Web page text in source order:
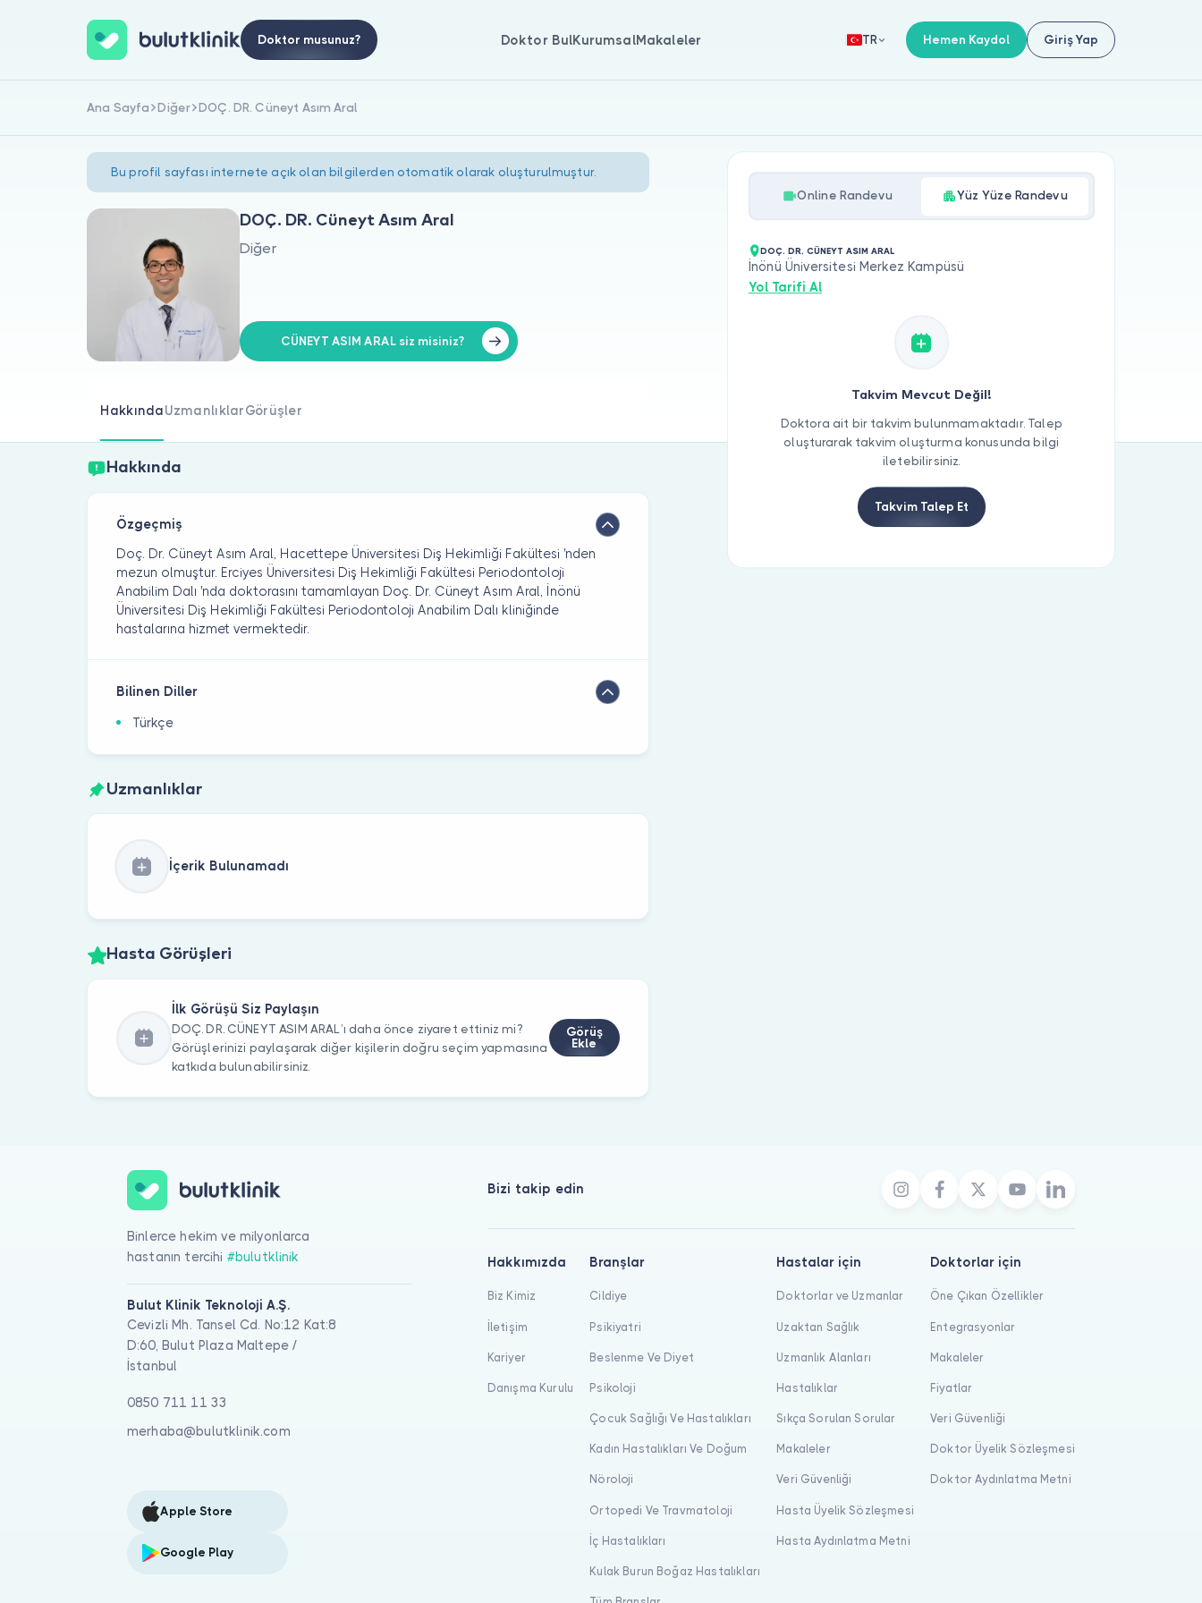
Doktor musunuz? Doktor BulKurumsalMakaleler TR Hemen Kaydol Giriş Yap
Ana Sayfa Diğer DOÇ. DR. Cüneyt Asım Aral
Bu profil sayfası internete açık olan bilgilerden otomatik olarak oluşturulmuştur.
DOÇ. DR. Cüneyt Asım Aral
Diğer
CÜNEYT ASIM ARAL siz misiniz?
HakkındaUzmanlıklarGörüşler
Hakkında
Özgeçmiş
Doç. Dr. Cüneyt Asım Aral, Hacettepe Üniversitesi Diş Hekimliği Fakültesi 'nden
mezun olmuştur. Erciyes Üniversitesi Diş Hekimliği Fakültesi Periodontoloji
Anabilim Dalı 'nda doktorasını tamamlayan Doç. Dr. Cüneyt Asım Aral, İnönü
Üniversitesi Diş Hekimliği Fakültesi Periodontoloji Anabilim Dalı kliniğinde
hastalarına hizmet vermektedir.
Bilinen Diller
Türkçe
Uzmanlıklar
İçerik Bulunamadı
Hasta Görüşleri
İlk Görüşü Siz Paylaşın
DOÇ. DR. CÜNEYT ASIM ARAL’ı daha önce ziyaret ettiniz mi?
Görüşlerinizi paylaşarak diğer kişilerin doğru seçim yapmasına
katkıda bulunabilirsiniz.
Görüş
Ekle
Online Randevu Yüz Yüze Randevu
DOÇ. DR. CÜNEYT ASIM ARAL
İnönü Üniversitesi Merkez Kampüsü
Yol Tarifi Al
Takvim Mevcut Değil!
Doktora ait bir takvim bulunmamaktadır. Talep
oluşturarak takvim oluşturma konusunda bilgi
iletebilirsiniz.
Takvim Talep Et
Binlerce hekim ve milyonlarca
hastanın tercihi #bulutklinik
Bulut Klinik Teknoloji A.Ş.
Cevizli Mh. Tansel Cd. No:12 Kat:8
D:60, Bulut Plaza Maltepe /
İstanbul
0850 711 11 33
merhaba@bulutklinik.com
Apple Store
Google Play
Bizi takip edin
Hakkımızda
Biz Kimiz
İletişim
Kariyer
Danışma Kurulu
Branşlar
Cildiye
Psikiyatri
Beslenme Ve Diyet
Psikoloji
Çocuk Sağlığı Ve Hastalıkları
Kadın Hastalıkları Ve Doğum
Nöroloji
Ortopedi Ve Travmatoloji
İç Hastalıkları
Kulak Burun Boğaz Hastalıkları
Hastalar için
Doktorlar ve Uzmanlar
Uzaktan Sağlık
Uzmanlık Alanları
Hastalıklar
Sıkça Sorulan Sorular
Makaleler
Veri Güvenliği
Hasta Üyelik Sözleşmesi
Hasta Aydınlatma Metni
Doktorlar için
Öne Çıkan Özellikler
Entegrasyonlar
Makaleler
Fiyatlar
Veri Güvenliği
Doktor Üyelik Sözleşmesi
Doktor Aydınlatma Metni